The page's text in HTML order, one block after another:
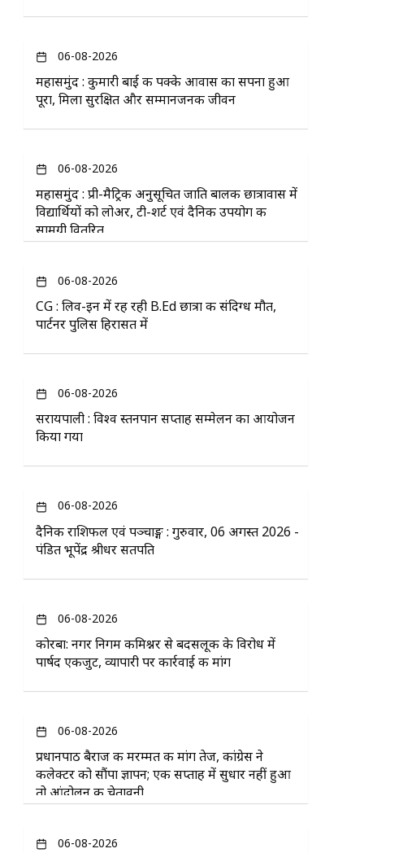
06-08-2026
महासमुंद : कुमारी बाई की पक्के आवास का सपना हुआ
पूरा, मिला सुरक्षित और सम्मानजनक जीवन
06-08-2026
महासमुंद : प्री-मैट्रिक अनुसूचित जाति बालक छात्रावास में
विद्यार्थियों को लोअर, टी-शर्ट एवं दैनिक उपयोग की
सामग्री वितरित
06-08-2026
CG : लिव-इन में रह रही B.Ed छात्रा की संदिग्ध मौत,
पार्टनर पुलिस हिरासत में
06-08-2026
सरायपाली : विश्व स्तनपान सप्ताह सम्मेलन का आयोजन
किया गया
06-08-2026
दैनिक राशिफल एवं पञ्चाङ्ग : गुरुवार, 06 अगस्त 2026 -
पंडित भूपेंद्र श्रीधर सतपति
06-08-2026
कोरबा: नगर निगम कमिश्नर से बदसलूकी के विरोध में
पार्षद एकजुट, व्यापारी पर कार्रवाई की मांग
06-08-2026
प्रधानपाठ बैराज की मरम्मत की मांग तेज, कांग्रेस ने
कलेक्टर को सौंपा ज्ञापन; एक सप्ताह में सुधार नहीं हुआ
तो आंदोलन की चेतावनी
06-08-2026